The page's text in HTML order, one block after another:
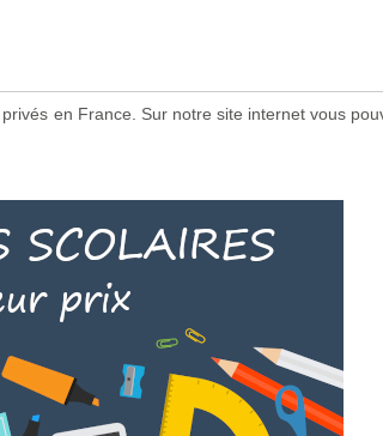
en France. Sur notre site internet vous